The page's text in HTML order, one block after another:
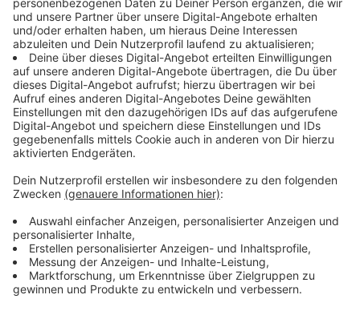
Anzeige
Johanna Tänzer
Sarah Connor im Interview bei Johanna Tänzer